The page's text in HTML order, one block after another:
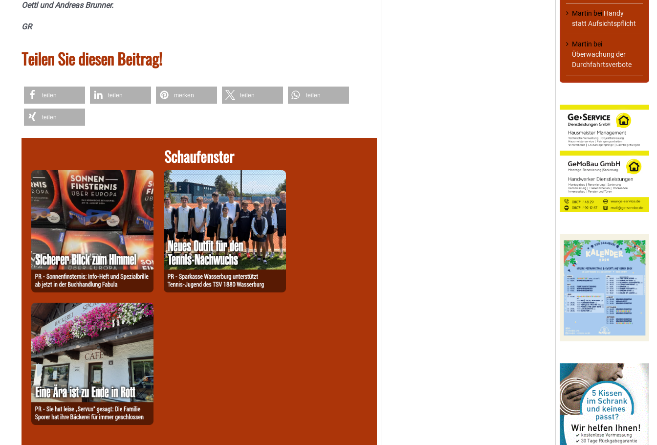
Oettl und Andreas Brunner.
GR
Teilen Sie diesen Beitrag!
teilen teilen merken teilen teilen
teilen
Schaufenster
Martin bei Handy
statt Aufsichtspflicht
Martin bei
Überwachung der
Durchfahrtsverbote